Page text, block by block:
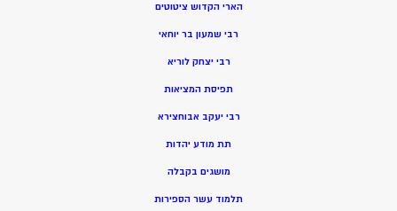
הארי הקדוש ציטוטים
רבי שמעון בר יוחאי
רבי יצחק לוריא
תפיסת המציאות
רבי יעקב אבוחצירא
תת מודע יהדות
מושגים בקבלה
תלמוד עשר הספירות